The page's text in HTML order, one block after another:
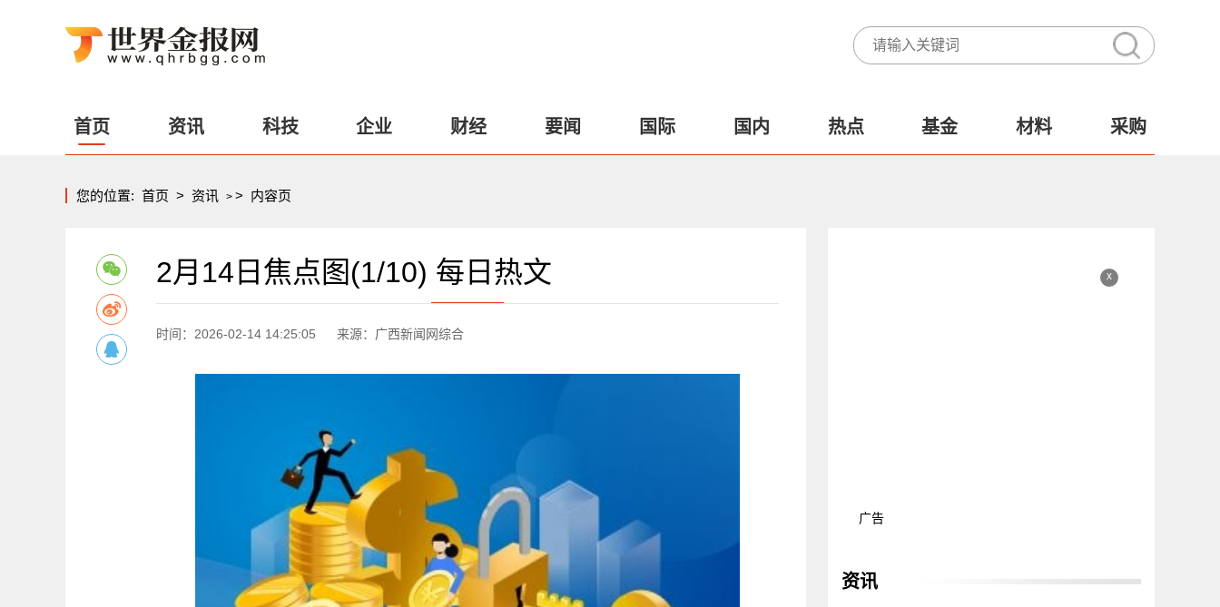
首页 资讯 科技 企业 财经 要闻 国际 国内 热点 基金 材料 采购
您的位置: 首页 > 资讯 > > 内容页
2月14日焦点图(1/10) 每日热文
时间：2026-02-14 14:25:05 来源：广西新闻网综合
x
广告
资讯